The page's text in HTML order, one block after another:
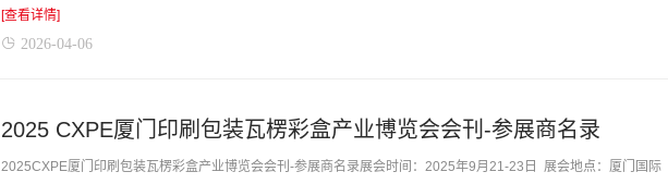
展商名录，含企业简介，含参展企业联系...
[查看详情]
2026-04-06
2025 CXPE厦门印刷包装瓦楞彩盒产业博览会会刊-参展商名录
2025CXPE厦门印刷包装瓦楞彩盒产业博览会会刊-参展商名录展会时间：2025年9月21-23日 展会地点：厦门国际